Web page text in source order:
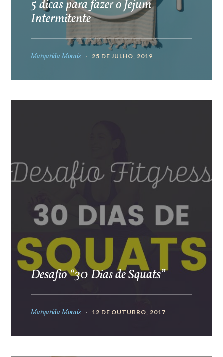
5 dicas para fazer o Jejum
Intermitente
Margarida Morais 25 DE JULHO, 2019
Desafio “30 Dias de Squats”
Margarida Morais 12 DE OUTUBRO, 2017